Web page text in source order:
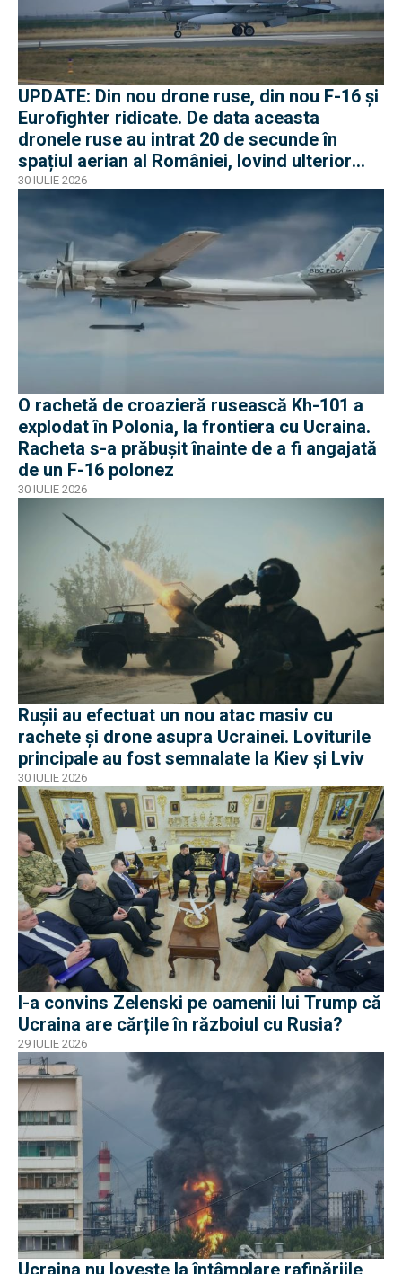
UPDATE: Din nou drone ruse, din nou F-16 și
Eurofighter ridicate. De data aceasta
dronele ruse au intrat 20 de secunde în
spațiul aerian al României, lovind ulterior
Ucraina
30 IULIE 2026
O rachetă de croazieră rusească Kh-101 a
explodat în Polonia, la frontiera cu Ucraina.
Racheta s-a prăbușit înainte de a fi angajată
de un F-16 polonez
30 IULIE 2026
Rușii au efectuat un nou atac masiv cu
rachete și drone asupra Ucrainei. Loviturile
principale au fost semnalate la Kiev și Lviv
30 IULIE 2026
I-a convins Zelenski pe oamenii lui Trump că
Ucraina are cărțile în războiul cu Rusia?
29 IULIE 2026
Ucraina nu lovește la întâmplare rafinăriile